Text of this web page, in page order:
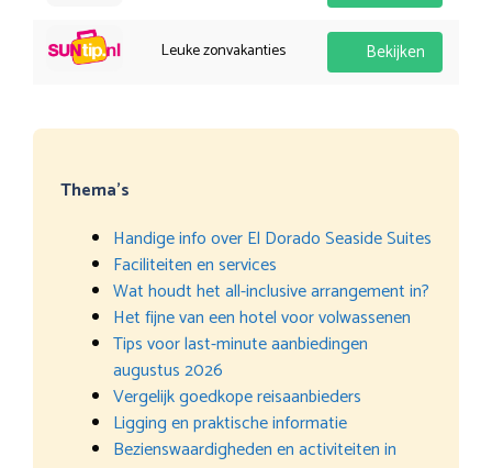
Leuke zonvakanties Bekijken
Thema’s
Handige info over El Dorado Seaside Suites
Faciliteiten en services
Wat houdt het all-inclusive arrangement in?
Het fijne van een hotel voor volwassenen
Tips voor last-minute aanbiedingen
augustus 2026
Vergelijk goedkope reisaanbieders
Ligging en praktische informatie
Bezienswaardigheden en activiteiten in